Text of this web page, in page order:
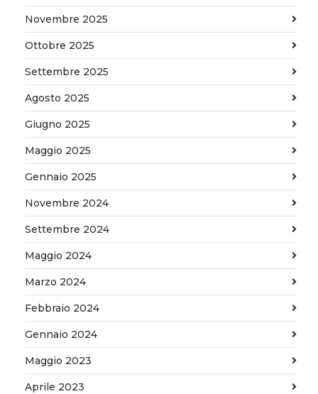
Novembre 2025
Ottobre 2025
Settembre 2025
Agosto 2025
Giugno 2025
Maggio 2025
Gennaio 2025
Novembre 2024
Settembre 2024
Maggio 2024
Marzo 2024
Febbraio 2024
Gennaio 2024
Maggio 2023
Aprile 2023